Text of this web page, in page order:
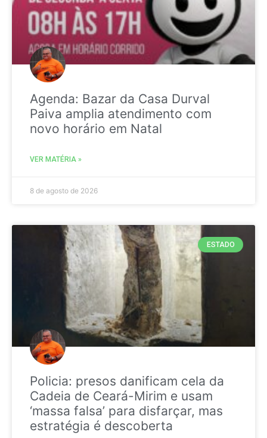
Agenda: Bazar da Casa Durval
Paiva amplia atendimento com
novo horário em Natal
VER MATÉRIA »
8 de agosto de 2026
ESTADO
Policia: presos danificam cela da
Cadeia de Ceará-Mirim e usam
‘massa falsa’ para disfarçar, mas
estratégia é descoberta